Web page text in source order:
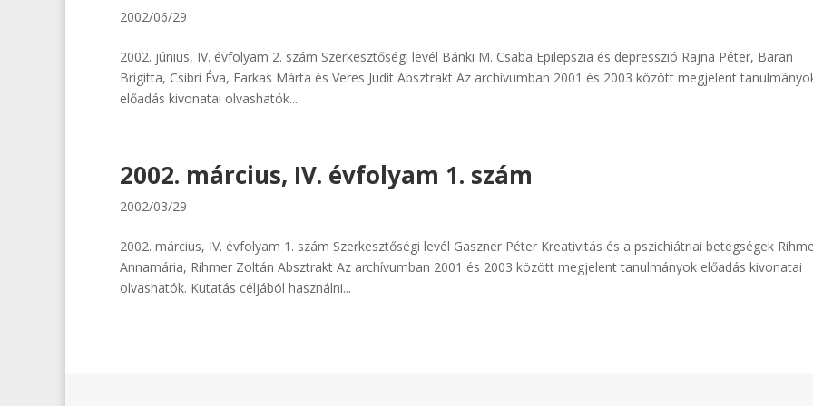
2002/06/29
2002. június, IV. évfolyam 2. szám Szerkesztőségi levél Bánki M. Csaba Epilepszia és depresszió Rajna Péter, Baran
Brigitta, Csibri Éva, Farkas Márta és Veres Judit Absztrakt Az archívumban 2001 és 2003 között megjelent
előadás kivonatai olvashatók....
2002. március, IV. évfolyam 1. szám
2002/03/29
2002. március, IV. évfolyam 1. szám Szerkesztőségi levél Gaszner Péter Kreativitás és a pszichiátriai betegségek
Annamária, Rihmer Zoltán Absztrakt Az archívumban 2001 és 2003 között megjelent tanulmányok előadás kivonatai
olvashatók. Kutatás céljából használni...